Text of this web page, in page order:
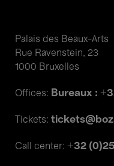
Palais des Beaux-Arts
Rue Ravenstein, 23
1000 Bruxelles
Offices: Bureaux :
Tickets:
Call center: +32